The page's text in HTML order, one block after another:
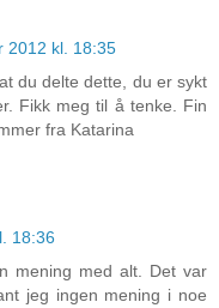
2012 kl. 18:35
du delte dette, du er sykt
Fikk meg til å tenke. Fin
fra Katarina
18:36
mening med alt. Det var
jeg ingen mening i noe